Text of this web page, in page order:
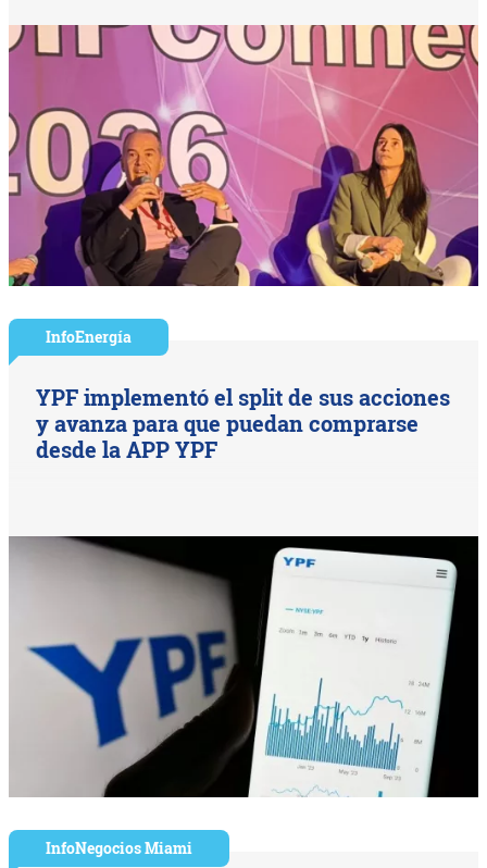
InfoEnergía
YPF implementó el split de sus acciones
y avanza para que puedan comprarse
desde la APP YPF
InfoNegocios Miami